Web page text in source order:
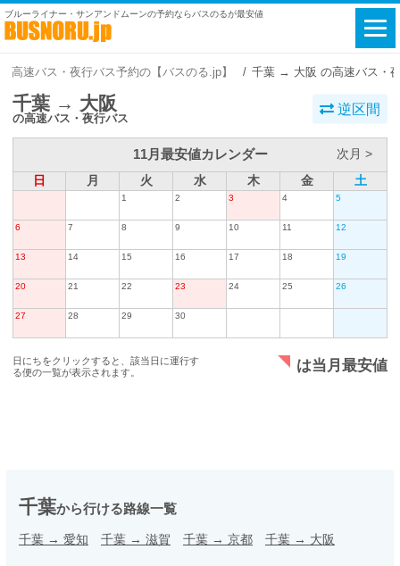
ブルーライナー・サンアンドムーンの予約ならバスのるが最安値
高速バス・夜行バス予約の【バスのる.jp】 千葉 → 大阪 の高速バス・
千葉 → 大阪
の高速バス・夜行バス
逆区間
11月最安値カレンダー
次月 >
日
月 火 水 木 金 土
1 2 3 4 5
6 7 8 9 10 11 12
13 14 15 16 17 18 19
20 21 22 23 24 25 26
27 28 29 30
日にちをクリックすると、該当日に運行す
る便の一覧が表示されます。
は当月最安値
千葉から行ける路線一覧
千葉 → 愛知 千葉 → 滋賀 千葉 → 京都 千葉 → 大阪